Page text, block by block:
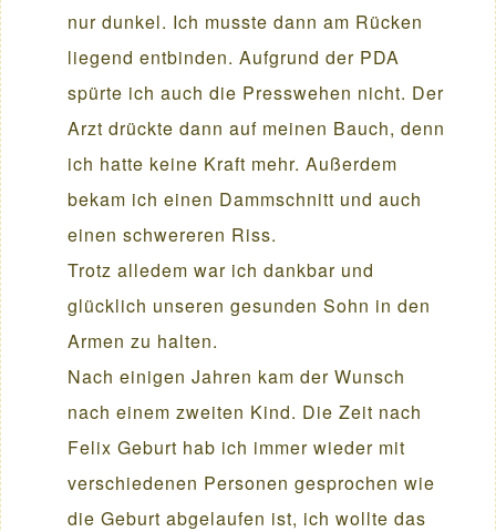
nur dunkel. Ich musste dann am Rücken
liegend entbinden. Aufgrund der PDA
spürte ich auch die Presswehen nicht. Der
Arzt drückte dann auf meinen Bauch, denn
ich hatte keine Kraft mehr. Außerdem
bekam ich einen Dammschnitt und auch
einen schwereren Riss.
Trotz alledem war ich dankbar und
glücklich unseren gesunden Sohn in den
Armen zu halten.
Nach einigen Jahren kam der Wunsch
nach einem zweiten Kind. Die Zeit nach
Felix Geburt hab ich immer wieder mit
verschiedenen Personen gesprochen wie
die Geburt abgelaufen ist, ich wollte das